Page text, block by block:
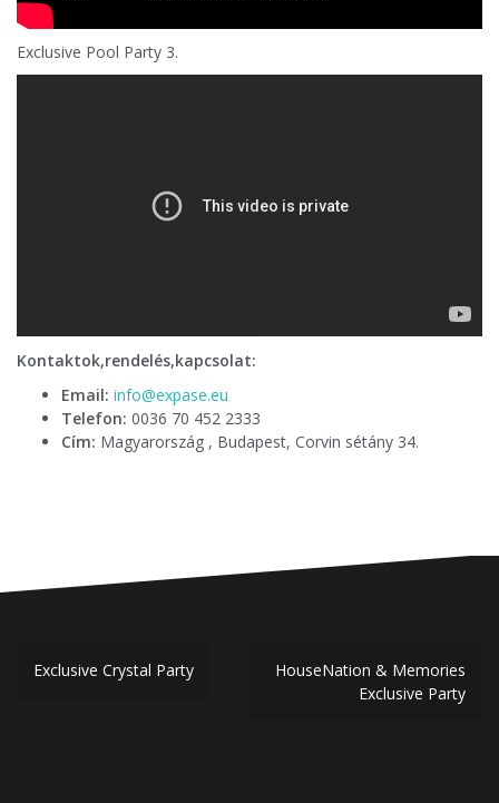
Exclusive Pool Party 3.
Kontaktok,rendelés,kapcsolat:
Email: info@expase.eu
Telefon: 0036 70 452 2333
Cím: Magyarország , Budapest, Corvin sétány 34.
Bejegyzés
navigáció
Exclusive Crystal Party
HouseNation & Memories
Exclusive Party